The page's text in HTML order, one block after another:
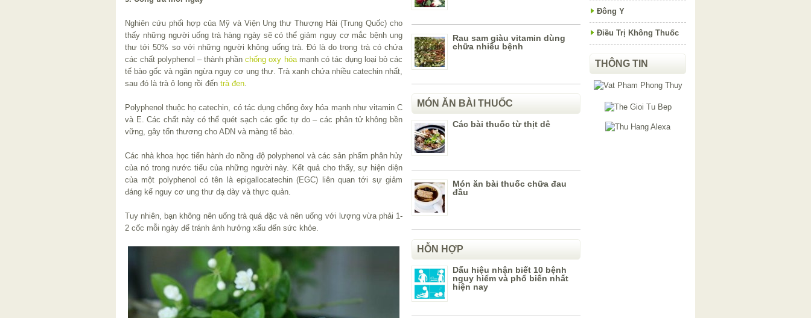
Nghiên cứu phối hợp của Mỹ và Viện Ung thư Thượng Hải (Trung Quốc) cho
thấy những người uống trà hàng ngày sẽ có thể giảm nguy cơ mắc bệnh ung
thư tới 50% so với những người không uống trà. Đó là do trong trà có chứa
các chất polyphenol – thành phầnchống oxy hóamạnh có tác dụng loại bỏ các
tế bào gốc và ngăn ngừa nguy cơ ung thư. Trà xanh chứa nhiều catechin nhất,
sau đó là trà ô long rồi đến trà đen
Polyphenol thuộc họ catechin, có tác dụng chống ôxy hóa mạnh như vitamin C
và E. Các chất này có thể quét sạch các gốc tự do – các phân tử không bền
vững, gây tổn thương cho ADN và màng tế bào.
Các nhà khoa học tiến hành đo nồng độ polyphenol và các sản phẩm phân hủy
của nó trong nước tiểu của những người này. Kết quả cho thấy, sự hiện diện
của một polyphenol có tên là epigallocatechin (EGC) liên quan tới sự giảm
đáng kể nguy cơ ung thư dạ dày và thực quản.
Tuy nhiên, bạn không nên uống trà quá đặc và nên uống với lượng vừa phải 1-
2 cốc mỗi ngày để tránh ảnh hưởng xấu đến sức khỏe.
Rau sam giàu vitamin dùng
chữa nhiều bệnh
MÓN ĂN BÀI THUỐC
Các bài thuốc từ thịt dê
Món ăn bài thuốc chữa đau
đầu
HỖN HỢP
Dấu hiệu nhận biết 10 bệnh
nguy hiểm và phổ biến nhất
hiện nay
Đông Y
Điều Trị Không Thuốc
THÔNG TIN